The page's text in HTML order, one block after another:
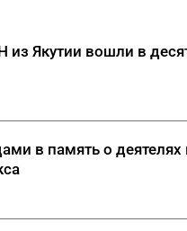
Якутии вошли в
в память о деятелях